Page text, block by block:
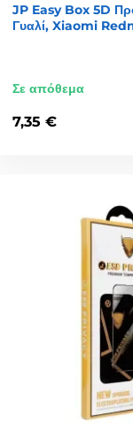
JP Easy Box 5D
Γυαλί, Xiaomi
Σε απόθεμα
7,35 €